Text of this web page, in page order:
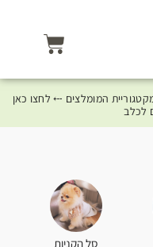
המומלצים ⤎ לחצו כאן
לכלב
סל הקניות